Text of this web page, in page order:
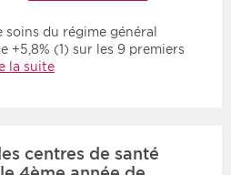
soins du régime général
+5,8% (1) sur les 9 premiers
la suite
centres de santé